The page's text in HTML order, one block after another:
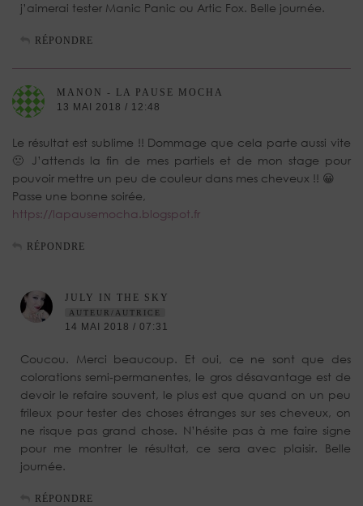
j’aimerai tester Manic Panic ou Artic Fox. Belle journée.
RÉPONDRE
MANON - LA PAUSE MOCHA
13 MAI 2018 / 12:48
Le résultat est sublime !! Dommage que cela parte aussi vite
🙁 J’attends la fin de mes partiels et de mon stage pour
pouvoir mettre un peu de couleur dans mes cheveux !! 😀
Passe une bonne soirée,
https://lapausemocha.blogspot.fr
RÉPONDRE
JULY IN THE SKY
AUTEUR/AUTRICE
14 MAI 2018 / 07:31
Coucou. Merci beaucoup. Et oui, ce ne sont que des
colorations semi-permanentes, le gros désavantage est de
devoir le refaire souvent, le plus est que quand on un peu
frileux pour tester des choses étranges sur ses cheveux, on
ne risque pas grand chose. N’hésite pas à me faire signe
pour me montrer le résultat, ce sera avec plaisir. Belle
journée.
RÉPONDRE